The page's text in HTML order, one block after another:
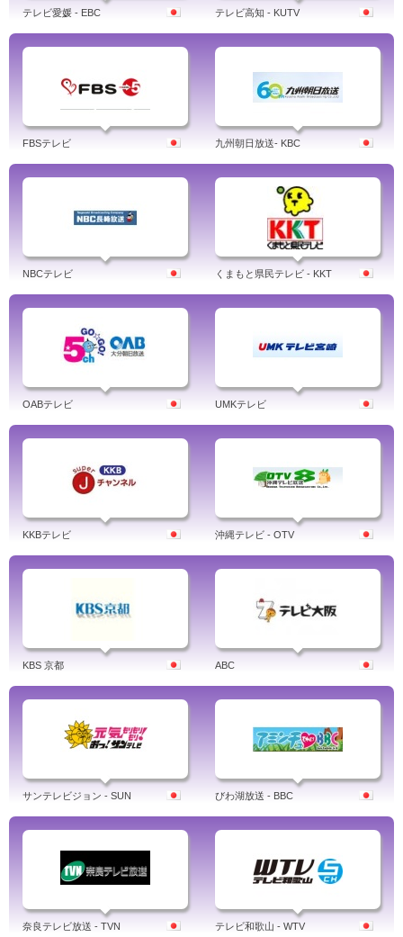
テレビ愛媛 - EBC テレビ高知 - KUTV
FBSテレビ 九州朝日放送- KBC
NBCテレビ くまもと県民テレビ - KKT
OABテレビ UMKテレビ
KKBテレビ 沖縄テレビ - OTV
KBS 京都 ABC
サンテレビジョン - SUN びわ湖放送 - BBC
奈良テレビ放送 - TVN テレビ和歌山 - WTV